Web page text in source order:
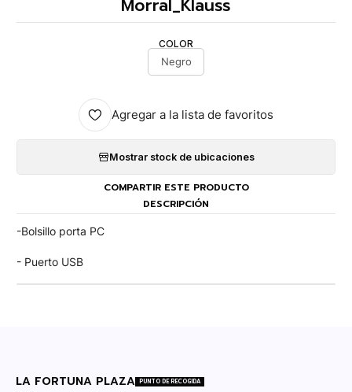
Morral_Klauss
COLOR
Negro
Agregar a la lista de favoritos
Mostrar stock de ubicaciones
COMPARTIR ESTE PRODUCTO
DESCRIPCIÓN
-Bolsillo porta PC
- Puerto USB
LA FORTUNA PLAZA PUNTO DE RECOGIDA